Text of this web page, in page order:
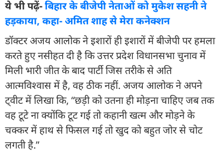
ये भी पढ़ें-बिहार के बीजेपी नेताओं को मुकेश सहनी ने
हड़काया, कहा- अमित शाह से मेरा कनेक्शन
डॉक्टर अजय आलोक ने इशारों ही इशारों में बीजेपी पर हमला
करते हुए नसीहत दी है कि उत्तर प्रदेश विधानसभा चुनाव में
मिली भारी जीत के बाद पार्टी जिस तरीके से अति
आत्मविश्वास में है, वह ठीक नहीं. अजय आलोक ने अपने
ट्वीट में लिखा कि, “छड़ी को उतना ही मोड़ना चाहिए जब तक
वह टूटे ना क्योंकि टूट गई तो कहानी खत्म और मोड़ने के
चक्कर में हाथ से फिसल गई तो खुद को बहुत जोर से चोट
लगती है.”